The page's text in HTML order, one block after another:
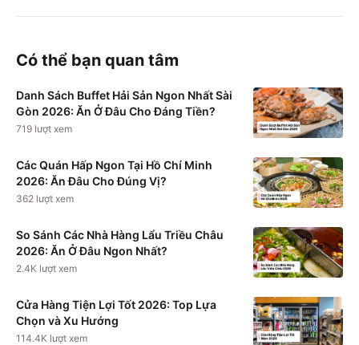
Có thể bạn quan tâm
Danh Sách Buffet Hải Sản Ngon Nhất Sài
Gòn 2026: Ăn Ở Đâu Cho Đáng Tiền?
719 lượt xem
Các Quán Hấp Ngon Tại Hồ Chí Minh
2026: Ăn Đâu Cho Đúng Vị?
362 lượt xem
So Sánh Các Nhà Hàng Lẩu Triều Châu
2026: Ăn Ở Đâu Ngon Nhất?
2.4K lượt xem
Cửa Hàng Tiện Lợi Tốt 2026: Top Lựa
Chọn và Xu Hướng
114.4K lượt xem